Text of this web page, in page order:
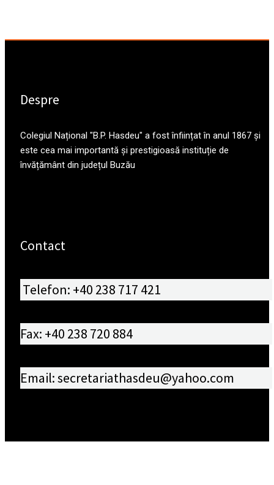
Despre
Colegiul Național "B.P. Hasdeu" a fost înființat în anul 1867 și
este cea mai importantă și prestigioasă instituție de
învățământ din județul Buzău
Contact
Telefon: +40 238 717 421
Fax: +40 238 720 884
Email: secretariathasdeu@yahoo.com